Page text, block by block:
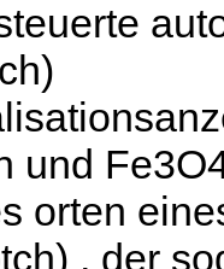
und
orten
, der